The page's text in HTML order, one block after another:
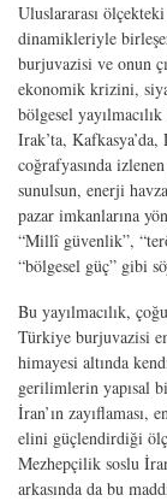
Uluslararası
dinamikleriyle
burjuvazisi ve onun
ekonomik krizini,
bölgesel
Irak’ta, Kafkasya’da,
coğrafyasında
sunulsun, enerji
pazar imkanlarına
“Millî güvenlik”,
“bölgesel güç” gibi
Bu yayılmacılık,
Türkiye burjuvazisi
himayesi altında
gerilimlerin yapısal
İran’ın zayıflaması,
elini güçlendirdiği
Mezhepçilik soslu
arkasında da bu